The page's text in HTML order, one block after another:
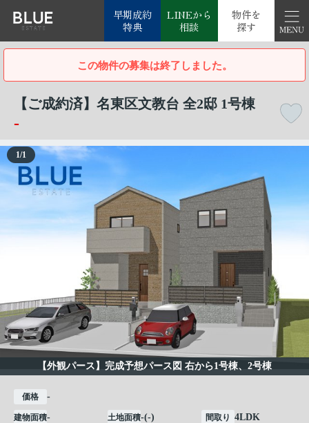
早期成約
特典
LINEから
相談
物件を
探す
この物件の募集は終了しました。
【ご成約済】名東区文教台 全2邸 1号棟
-
【外観パース】完成予想パース図 右から1号棟、2号棟
1/1
価格 -
建物面積- 土地面積-(-) 間取り 4LDK